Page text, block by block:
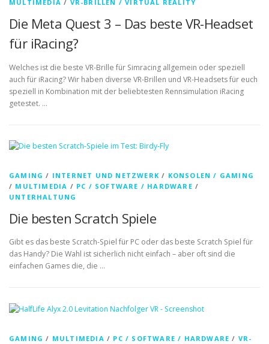
MULTIMEDIA / VR-BRILLEN / VIRTUAL REALITY
Die Meta Quest 3 – Das beste VR-Headset
für iRacing?
Welches ist die beste VR-Brille für Simracing allgemein oder speziell
auch für iRacing? Wir haben diverse VR-Brillen und VR-Headsets für euch
speziell in Kombination mit der beliebtesten Rennsimulation iRacing
getestet. …
GAMING / INTERNET UND NETZWERK / KONSOLEN / GAMING
/ MULTIMEDIA / PC / SOFTWARE / HARDWARE /
UNTERHALTUNG
Die besten Scratch Spiele
Gibt es das beste Scratch-Spiel für PC oder das beste Scratch Spiel für
das Handy? Die Wahl ist sicherlich nicht einfach – aber oft sind die
einfachen Games die, die …
GAMING / MULTIMEDIA / PC / SOFTWARE / HARDWARE / VR-